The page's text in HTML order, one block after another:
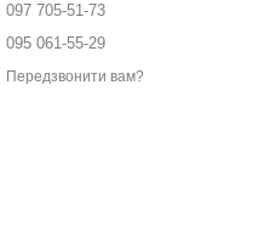
097 705-51-73
095 061-55-29
Передзвонити вам?